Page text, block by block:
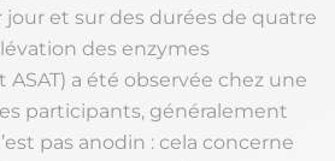
jour et sur des durées de quatre
des enzymes
ASAT) a été observée chez une
participants, généralement
pas anodin : cela concerne